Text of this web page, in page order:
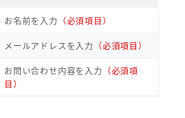
お名前を入力 （必須項目）
メールアドレスを入力 （必須項目）
お問い合わせ内容を入力 （必須項
目）